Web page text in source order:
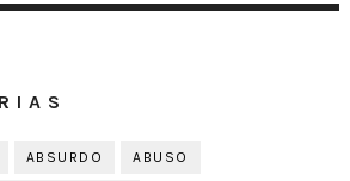
ABSURDO ABUSO